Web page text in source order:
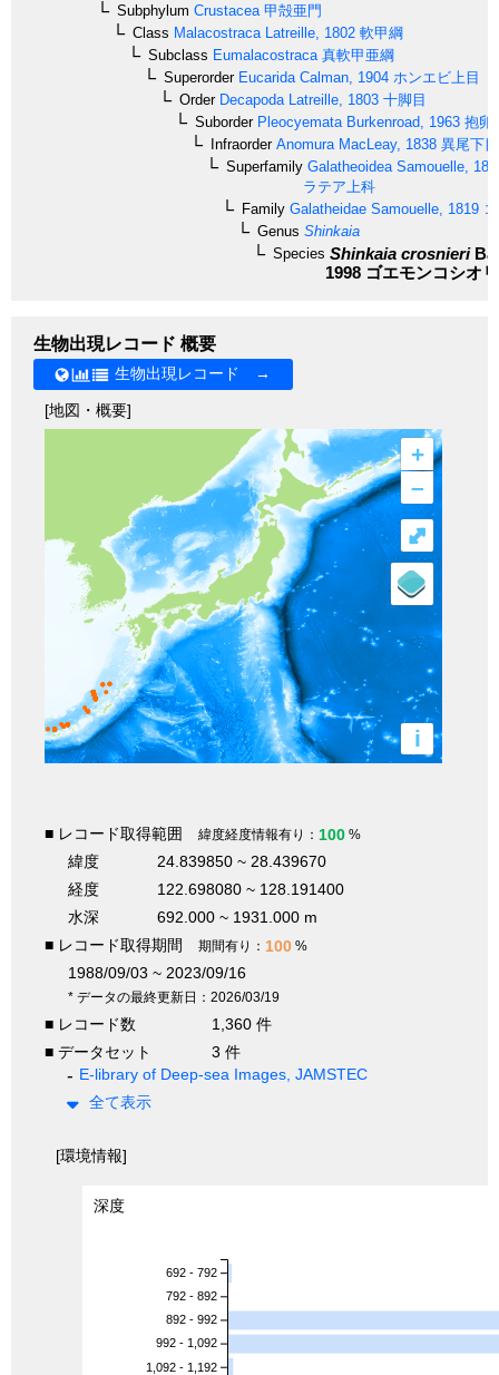
Subphylum Crustacea 甲殻亜門
Class Malacostraca Latreille, 1802 軟甲綱
Subclass Eumalacostraca 真軟甲亜綱
SuperorderEucarida Calman, 1904 ホンエビ上目
OrderDecapoda Latreille, 1803 十脚目
SuborderPleocyemata Burkenroad, 1963 抱卵
InfraorderAnomura MacLeay, 1838 異尾下目
Superfamily Galatheoidea Samouelle,
ラテア上科
Family Galatheidae Samouelle, 1819
Genus Shinkaia
Species Shinkaia crosnieri
1998 ゴエモンコシオ
生物出現レコード 概要
生物出現レコード →
[地図・概要]
+
–
i
⤢
■ レコード取得範囲 緯度経度情報有り： 100 %
緯度
24.839850 ~ 28.439670
経度
122.698080 ~ 128.191400
水深
692.000 ~ 1931.000 m
■ レコード取得期間
期間有り： 100 %
1988/09/03 ~ 2023/09/16
* データの最終更新日：2026/03/19
■ レコード数
1,360 件
■ データセット
3 件
E-library of Deep-sea Images, JAMSTEC
全て表示
[環境情報]
深度
692 - 792
792 - 892
892 - 992
992 - 1,092
1,092 - 1,192